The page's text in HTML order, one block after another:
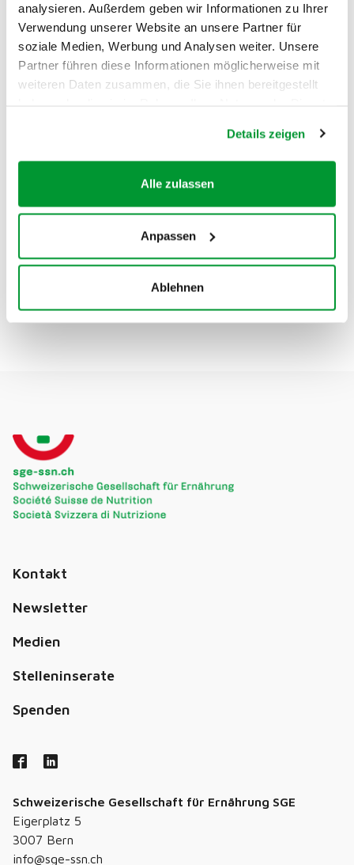
analysieren. Außerdem geben wir Informationen zu Ihrer
Verwendung unserer Website an unsere Partner für
soziale Medien, Werbung und Analysen weiter. Unsere
Partner führen diese Informationen möglicherweise mit
weiteren Daten zusammen, die Sie ihnen bereitgestellt
Details zeigen
Alle zulassen
Anpassen
Ablehnen
Nachname *
Kontakt
Newsletter
Medien
Stelleninserate
Spenden
Schweizerische Gesellschaft für Ernährung SGE
Eigerplatz 5
3007 Bern
info@sge-ssn.ch